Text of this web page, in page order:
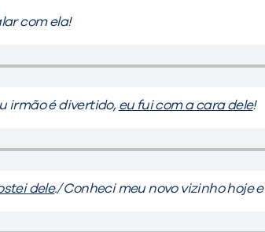
com ela!
irmão é divertido, eu fui com a cara dele!
dele./ Conheci meu novo vizinho hoje e